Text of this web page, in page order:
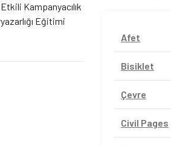
Kampanyacılık
Eğitimi
Afet
Bisiklet
Çevre
Civil Pages